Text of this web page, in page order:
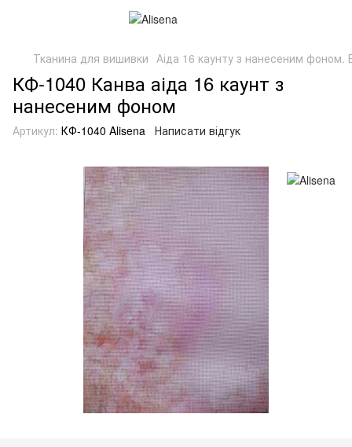
Тканина для вишивки Аіда 16 каунту з нанесеним фоном.
КФ-1040 Канва аіда 16 каунт з
нанесеним фоном
Артикул: КФ-1040 Alisena Написати відгук